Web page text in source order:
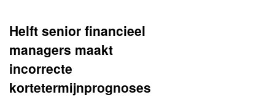
Helft senior financieel
managers maakt
incorrecte
kortetermijnprognoses